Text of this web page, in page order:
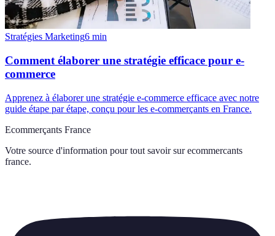
Stratégies Marketing6 min
Comment élaborer une stratégie efficace pour e-
commerce
Apprenez à élaborer une stratégie e-commerce efficace avec notre
guide étape par étape, conçu pour les e-commerçants en France.
Ecommerçants France
Votre source d'information pour tout savoir sur ecommercants
france.